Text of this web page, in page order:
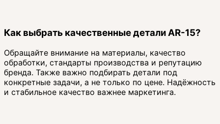
Как выбрать качественные детали AR-15?
Обращайте внимание на материалы, качество
обработки, стандарты производства и репутацию
бренда. Также важно подбирать детали под
конкретные задачи, а не только по цене. Надёжность
и стабильное качество важнее маркетинга.